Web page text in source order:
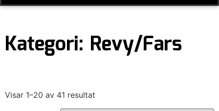
Kategori: Revy/Fars
Visar 1–20 av 41 resultat